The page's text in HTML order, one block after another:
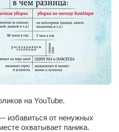
— магазин велосипедов
— супермаркет
НА ЗАКАЗ
мужской одежды
центр
на YouTube.
избавиться от ненужных
охватывает паника.